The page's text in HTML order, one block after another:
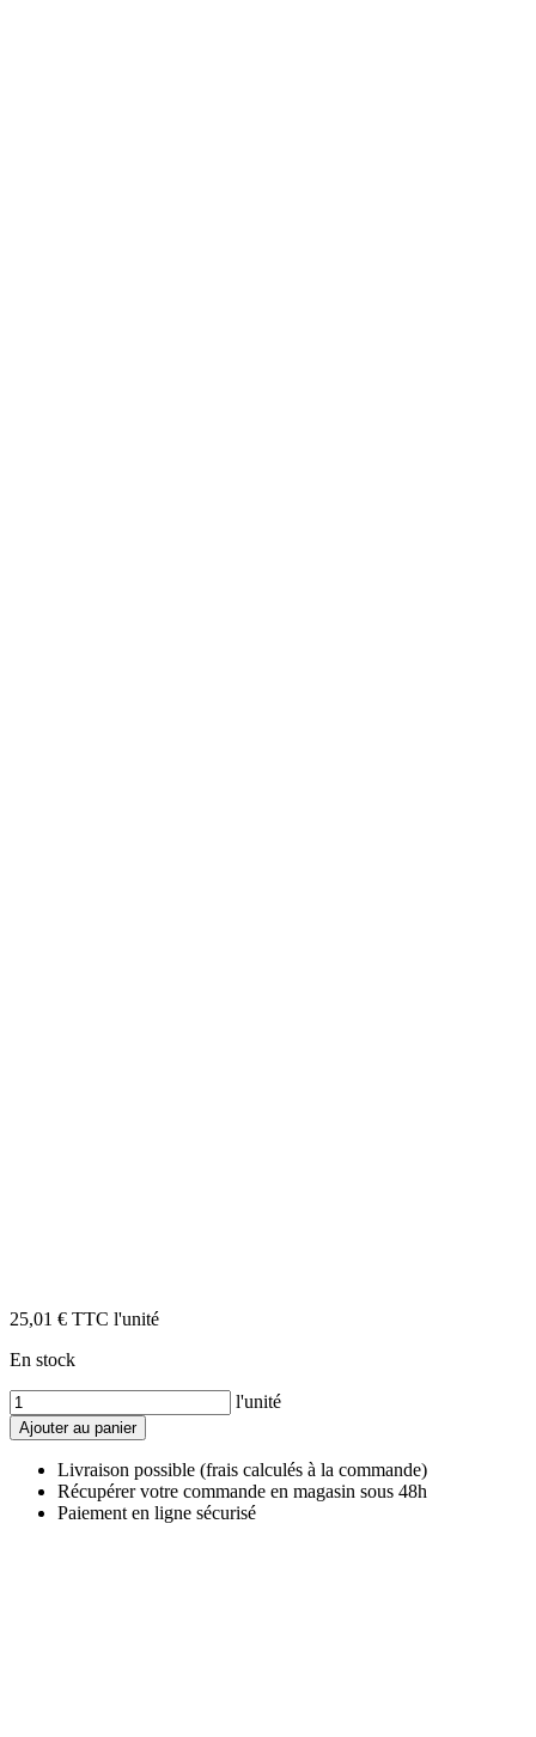
25,01 € TTC l'unité
En stock
Quantité
l'unité
Ajouter au panier
Livraison possible (frais calculés à la commande)
Récupérer votre commande en magasin sous 48h
Paiement en ligne sécurisé